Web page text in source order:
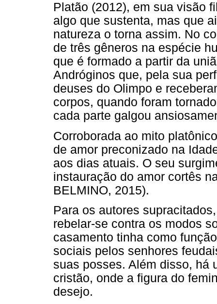
Platão (2012), em sua visão
algo que sustenta, mas que
natureza o torna assim. No
de três gêneros na espécie
que é formado a partir da
Andróginos que, pela sua
deuses do Olimpo e
corpos, quando foram
cada parte galgou
Corroborada ao mito
de amor preconizado na
aos dias atuais. O seu
instauração do amor cortês
BELMINO, 2015).
Para os autores
rebelar-se contra os modos
casamento tinha como
sociais pelos senhores
suas posses. Além disso, há
cristão, onde a figura do
desejo.